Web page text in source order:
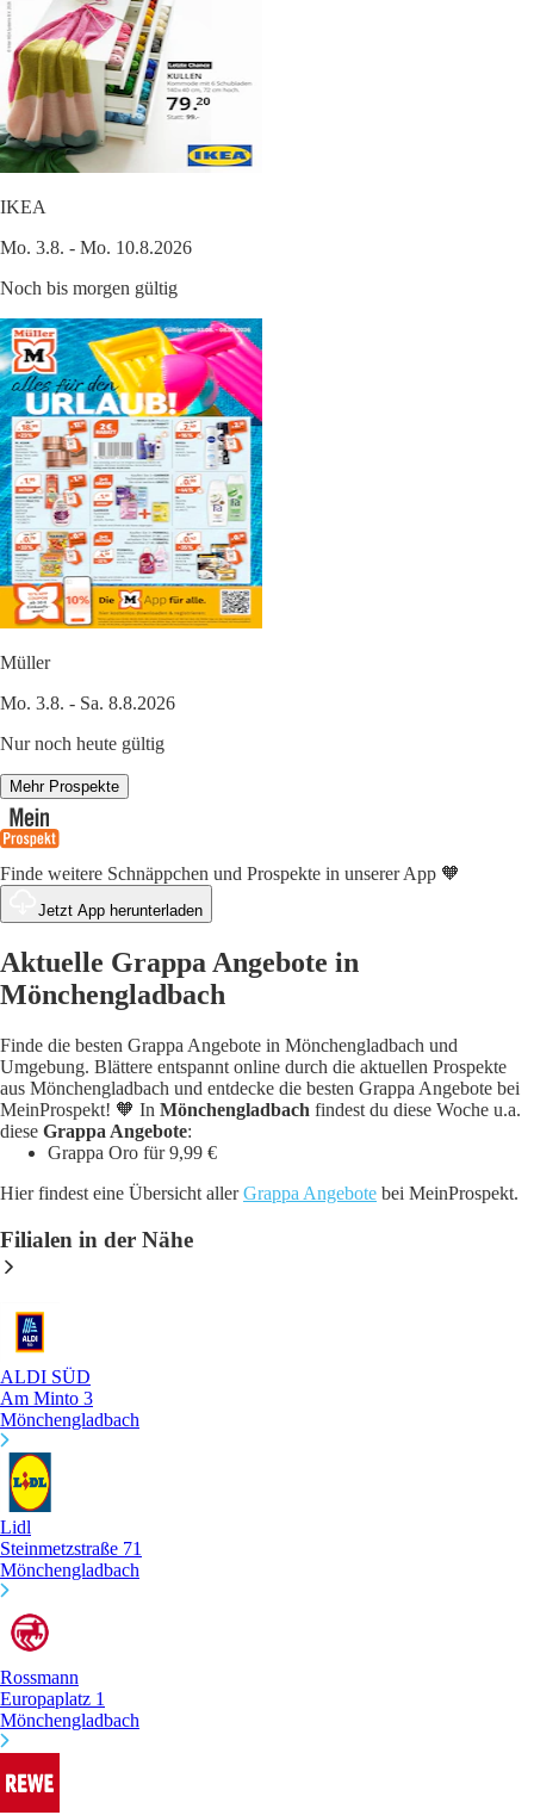
IKEA
Mo. 3.8. - Mo. 10.8.2026
Noch bis morgen gültig
Müller
Mo. 3.8. - Sa. 8.8.2026
Nur noch heute gültig
Mehr Prospekte
Finde weitere Schnäppchen und Prospekte in unserer App 🧡
Jetzt App herunterladen
Aktuelle Grappa Angebote in
Mönchengladbach
Finde die besten Grappa Angebote in Mönchengladbach und
Umgebung. Blättere entspannt online durch die aktuellen Prospekte
aus Mönchengladbach und entdecke die besten Grappa Angebote bei
MeinProspekt! 🧡 In Mönchengladbach findest du diese Woche u.a.
diese Grappa Angebote:
Grappa Oro für 9,99 €
Hier findest eine Übersicht allerGrappa Angebote bei MeinProspekt.
Filialen in der Nähe
ALDI SÜD
Am Minto 3
Mönchengladbach
Lidl
Steinmetzstraße 71
Mönchengladbach
Rossmann
Europaplatz 1
Mönchengladbach